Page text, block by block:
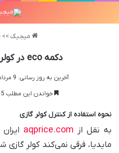
میجیک >>
دکمه eco در کولر گازی چیست
آخرین به روز رسانی: 9 مرداد 1403
خواندن این مطلب 5 دقیقه زمان میبرد
نحوه استفاده از کنترل کولر گازی
به نقل از aqprice.com
مایدیا، فرقی نمی‌کند کولر